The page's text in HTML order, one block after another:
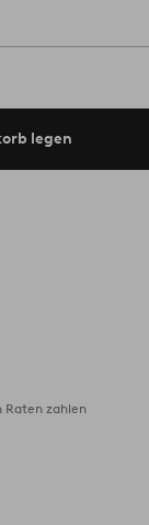
legen
Raten zahlen